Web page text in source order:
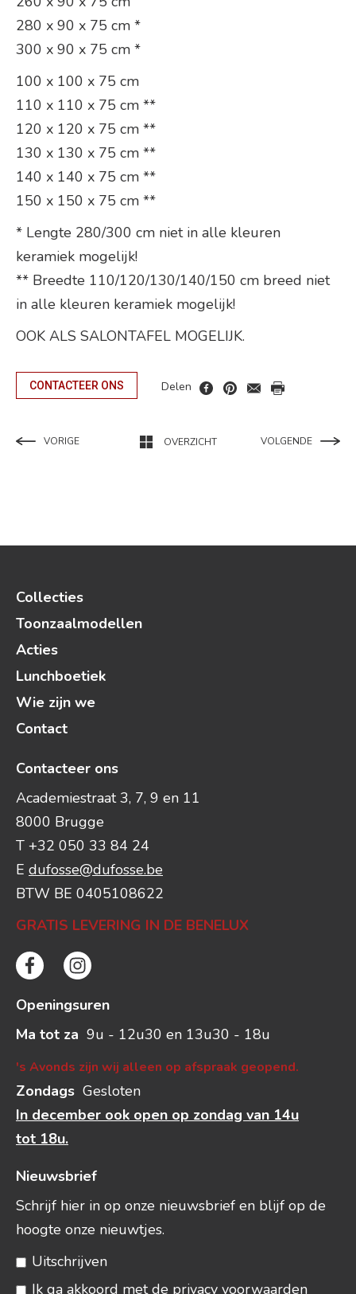
280 x 90 x 75 cm *
300 x 90 x 75 cm *
100 x 100 x 75 cm
110 x 110 x 75 cm **
120 x 120 x 75 cm **
130 x 130 x 75 cm **
140 x 140 x 75 cm **
150 x 150 x 75 cm **
* Lengte 280/300 cm niet in alle kleuren
keramiek mogelijk!
** Breedte 110/120/130/140/150 cm breed niet
in alle kleuren keramiek mogelijk!
OOK ALS SALONTAFEL MOGELIJK.
CONTACTEER ONS Delen
VORIGE OVERZICHT VOLGENDE
Collecties
Toonzaalmodellen
Acties
Lunchboetiek
Wie zijn we
Contact
Contacteer ons
Academiestraat 3, 7, 9 en 11
8000 Brugge
T +32 050 33 84 24
E dufosse@dufosse.be
BTW BE 0405108622
GRATIS LEVERING IN DE BENELUX
Openingsuren
Ma tot za 9u - 12u30 en 13u30 - 18u
's Avonds zijn wij alleen op afspraak geopend.
Zondags Gesloten
In december ook open op zondag van 14u
tot 18u.
Nieuwsbrief
Schrijf hier in op onze nieuwsbrief en blijf op de
hoogte onze nieuwtjes.
Uitschrijven
Ik ga akkoord met de privacy voorwaarden